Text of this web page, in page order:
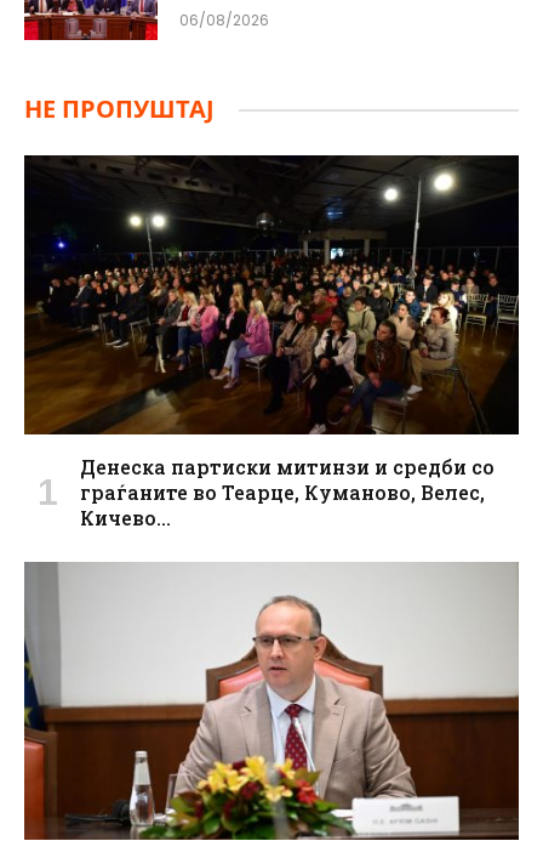
06/08/2026
НЕ ПРОПУШТАЈ
Денеска партиски митинзи и средби со
граѓаните во Теарце, Куманово, Велес,
Кичево…